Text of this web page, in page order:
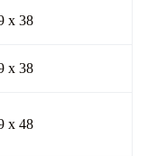
x 38
x 38
x 48